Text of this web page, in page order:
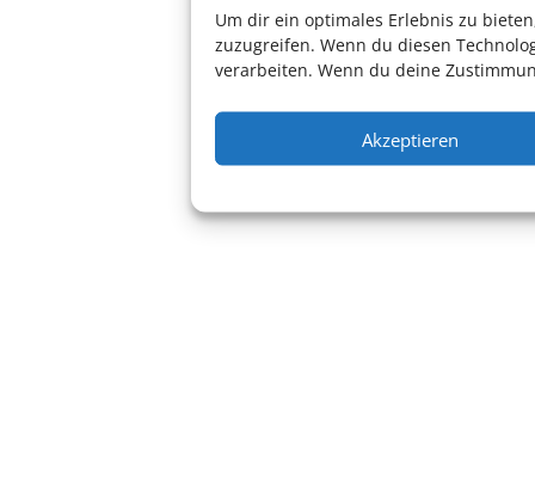
Um dir ein optimales Erlebnis zu
zuzugreifen. Wenn du diesen
verarbeiten. Wenn du deine
Akzeptieren